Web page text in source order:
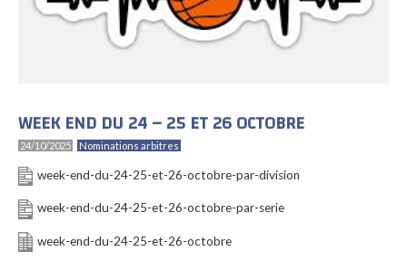
WEEK END DU 24 – 25 ET 26 OCTOBRE
24/10/2025 Nominations arbitres
week-end-du-24-25-et-26-octobre-par-division
week-end-du-24-25-et-26-octobre-par-serie
week-end-du-24-25-et-26-octobre